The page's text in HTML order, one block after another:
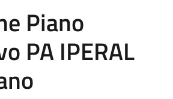
Piano
PA IPERAL